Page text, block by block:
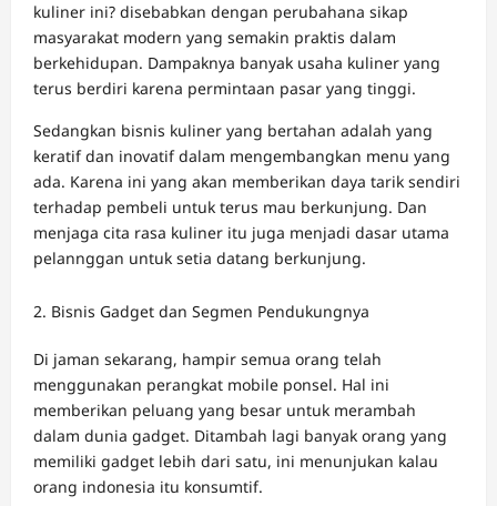
kuliner ini? disebabkan dengan perubahana sikap
masyarakat modern yang semakin praktis dalam
berkehidupan. Dampaknya banyak usaha kuliner yang
terus berdiri karena permintaan pasar yang tinggi.
Sedangkan bisnis kuliner yang bertahan adalah yang
keratif dan inovatif dalam mengembangkan menu yang
ada. Karena ini yang akan memberikan daya tarik sendiri
terhadap pembeli untuk terus mau berkunjung. Dan
menjaga cita rasa kuliner itu juga menjadi dasar utama
pelannggan untuk setia datang berkunjung.
Bisnis Gadget dan Segmen Pendukungnya
Di jaman sekarang, hampir semua orang telah
menggunakan perangkat mobile ponsel. Hal ini
memberikan peluang yang besar untuk merambah
dalam dunia gadget. Ditambah lagi banyak orang yang
memiliki gadget lebih dari satu, ini menunjukan kalau
orang indonesia itu konsumtif.